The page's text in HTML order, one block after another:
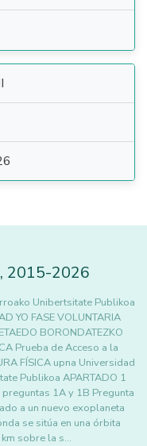
, 2015-2026
Unibertsitate Publikoa
YO FASE VOLUNTARIA
BORONDATEZKO
Prueba de Acceso a la
FÍSICA upna Universidad
Publikoa APARTADO 1
preguntas 1A y 1B Pregunta
a un nuevo exoplaneta
se sitúa en una órbita
sobre la s…